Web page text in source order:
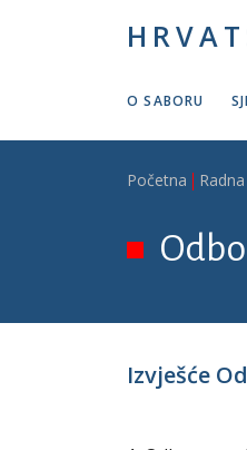
O SABORU
Početna
Izvješće